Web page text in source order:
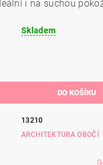
i na suchou
Skladem
13210
ARCHITEKTURA OBOČÍ